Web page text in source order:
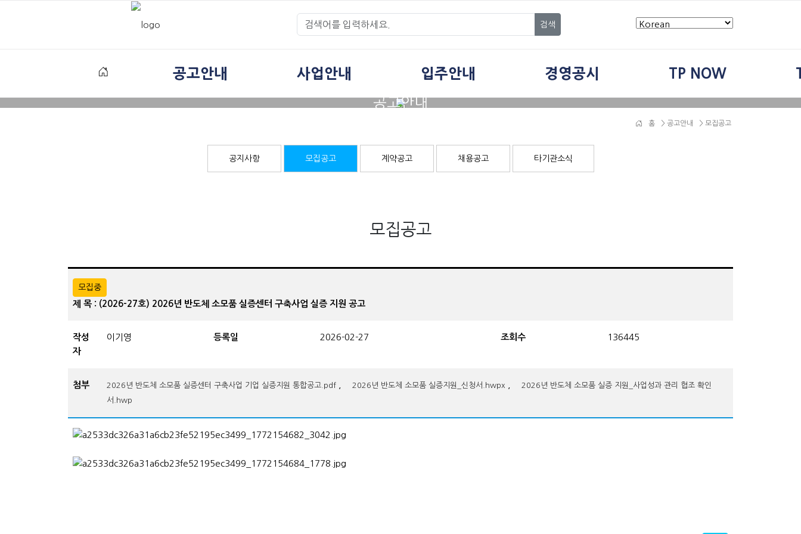
검색
공고안내 사업안내 입주안내 경영공시 TP NOW
공고안내
> 모집공고
> 공고안내
홈
공지사항 모집공고 계약공고 채용공고 타기관소식
모집공고
모집중
제 목 : (2026-27호) 2026년 반도체 소모품 실증센터 구축사업 실증 지원 공고
작성
자
이기영 등록일 2026-02-27 조회수 136445
첨부 2026년 반도체 소모품 실증센터 구축사업 기업 실증지원 통합공고.pdf 2026년 반도체 소모품 실증지원_신청서.hwpx
2026년 반도체 소모품 실증 지원_사업성과 관리 협조 확인
서.hwp